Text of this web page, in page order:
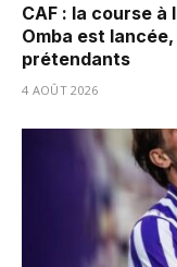
CAF : la course
Omba est
prétendants
4 AOÛT 2026